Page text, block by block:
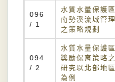
096
/ 1
水質水量保護區
南勢溪流域管理
之策略規劃
094
/ 2
水質水量保護區
獎勵保育策略之
研究以北部地區
為例